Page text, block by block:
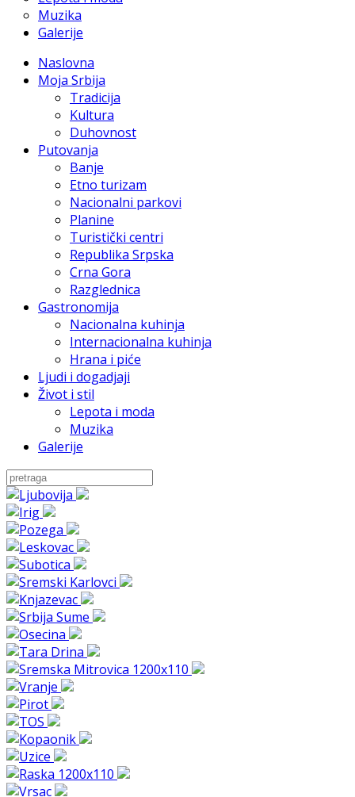
Muzika
Galerije
Naslovna
Moja Srbija
Tradicija
Kultura
Duhovnost
Putovanja
Banje
Etno turizam
Nacionalni parkovi
Planine
Turistički centri
Republika Srpska
Crna Gora
Razglednica
Gastronomija
Nacionalna kuhinja
Internacionalna kuhinja
Hrana i piće
Ljudi i dogadjaji
Život i stil
Lepota i moda
Muzika
Galerije